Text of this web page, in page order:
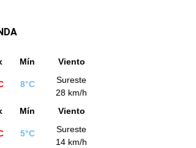
Mín Viento
8°C
Sureste
28 km/h
Mín Viento
5°C
Sureste
14 km/h